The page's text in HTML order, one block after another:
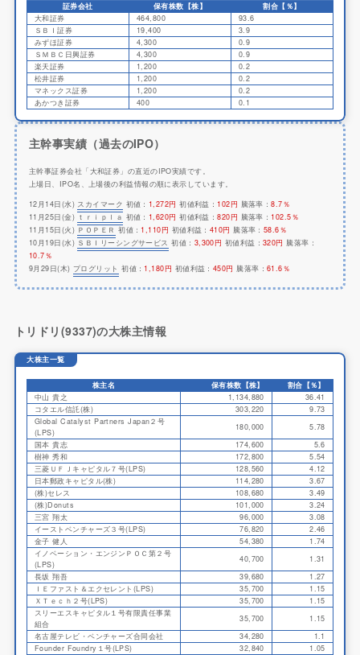
証券会社 保有株数【株】
割合【％】
大和証券
464,800
93.6
ＳＢＩ証券
19,400
3.9
みずほ証券
4,300
0.9
ＳＭＢＣ日興証券
4,300
0.9
楽天証券
1,200
0.2
松井証券
1,200
0.2
マネックス証券
1,200
0.2
あかつき証券
400 0.1
主幹事実績（過去のIPO）
主幹事証券会社「大和証券」の直近のIPO実績です。
上場日、IPO名、上場後の利益情報の順に表示しています。
12月14日(水) スカイマーク 初値： 1,272円 初値利益： 102円 騰落率：8.7％
11月25日(金) ｔｒｉｐｌａ 初値： 1,620円 初値利益：820円 騰落率： 102.5％
11月15日(火) ＰＯＰＥＲ 初値： 1,110円 初値利益： 410円 騰落率： 58.6％
10月19日(水) ＳＢＩリーシングサービス 初値： 3,300円 初値利益：320円 騰落率：
10.7％
9月29日(木) プログリット 初値： 1,180円 初値利益： 450円 騰落率： 61.6％
トリドリ(9337)の大株主情報
大株主一覧
株主名 保有株数【株】
割合【％】
中山 貴之
1,134,880
36.41
コタエル信託(株)
303,220
9.73
Global Catalyst Partners Japan２号
(LPS)
180,000
5.78
国本 貴志
174,600
5.6
樹神 秀和
172,800
5.54
三菱ＵＦＪキャピタル７号(LPS)
128,560
4.12
日本郵政キャピタル(株)
114,280
3.67
(株)セレス
108,680
3.49
(株)Donuts
101,000
3.24
三宮 翔太
96,000
3.08
イーストベンチャーズ３号(LPS)
76,820
2.46
金子 健人
54,380
1.74
イノベーション・エンジンＰＯＣ第２号
(LPS)
40,700
1.31
長坂 翔吾
39,680
1.27
ＩＥファスト＆エクセレント(LPS)
35,700
1.15
ＸＴｅｃｈ２号(LPS)
35,700
1.15
スリーエスキャピタル１号有限責任事業
組合
35,700
1.15
名古屋テレビ・ベンチャーズ合同会社
34,280
1.1
Founder Foundry１号(LPS)
32,840 1.05